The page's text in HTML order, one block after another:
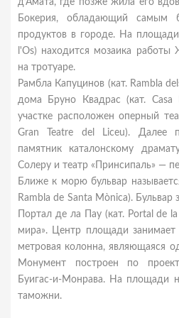
д’Амата, где позже жила его
Бокерия, обладающий самым
продуктов в городе. На
l'Os) находится мозаика
на тротуаре.
Рамбла Капуцинов (кат. Rambla
дома Бруно Квадрас (кат.
участке расположен оперный
Gran Teatre del Liceu). Далее
памятник каталонскому
Солеру и театр «Принсипаль» —
Ближе к морю бульвар
Rambla de Santa Mònica). Бульвар
Портал де ла Пау (кат. Portal de
мира». Центр площади
метровая колонна, являющаяся
Монумент построен по
Буигас-и-Монрава. На площади
таможни.